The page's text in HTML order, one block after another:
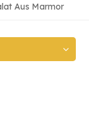
Aus Marmor